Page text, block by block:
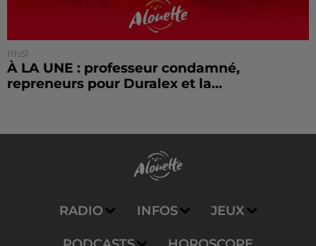
11h51
À LA UNE : professeur condamné,
repreneurs pour Duralex et la...
RADIO INFOS JEUX